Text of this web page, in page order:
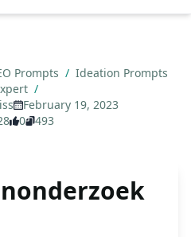
Prompts / Ideation Prompts
/
February 19, 2023
0 493